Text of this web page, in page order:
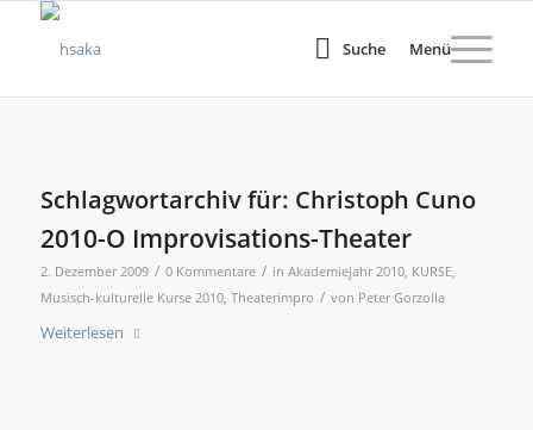
Suche Menü
Schlagwortarchiv für: Christoph Cuno
2010-O Improvisations-Theater
2. Dezember 2009 / 0 Kommentare / in Akademiejahr 2010, KURSE,
Musisch-kulturelle Kurse 2010, Theaterimpro / von Peter Gorzolla
Weiterlesen